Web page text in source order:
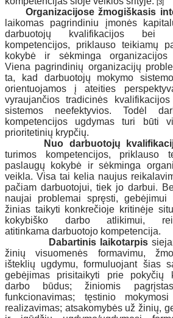
[3]
Organizacijose žmogiškasis
laikomas pagrindiniu įmonės
darbuotojų kvalifikacijos bei
kompetencijos, priklauso teikiamų
kokybė ir sėkminga organizacijos
Viena pagrindinių organizacijų
ta, kad darbuotojų mokymo
orientuojamos į ateities
vyraujančios tradicinės
sistemos neefektyvios. Todėl
kompetencijos ugdymas turi būti
prioritetinių krypčių.
Nuo darbuotojų
turimos kompetencijos, priklauso
paslaugų kokybė ir sėkminga
veikla. Visa tai kelia naujus
pačiam darbuotojui, tiek jo darbui.
naujai problemai spręsti, gebėjimui
žinias taikyti konkrečioje kritinėje
kokybiško darbo atlikimui,
atitinkama darbuotojo kompetencija.
Dabartinis laikotarpis
žinių visuomenės formavimu,
išteklių ugdymu, formuluojant šias
gebėjimas prisitaikyti prie pokyčių
darbo būdus; žiniomis
funkcionavimas; tęstinio
realizavimas; atsakomybės už žinių,